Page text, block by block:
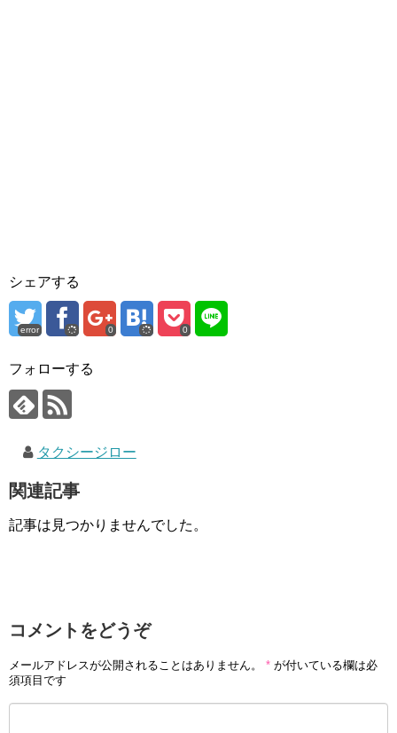
シェアする
error 0 0
フォローする
タクシージロー
関連記事
記事は見つかりませんでした。
コメントをどうぞ
メールアドレスが公開されることはありません。 * が付いている欄は必
須項目です